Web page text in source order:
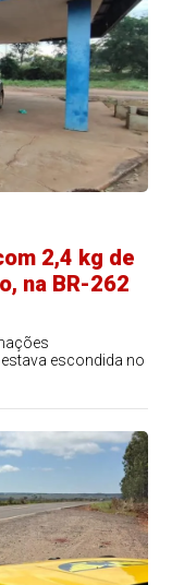
2,4 kg de
na BR-262
escondida no